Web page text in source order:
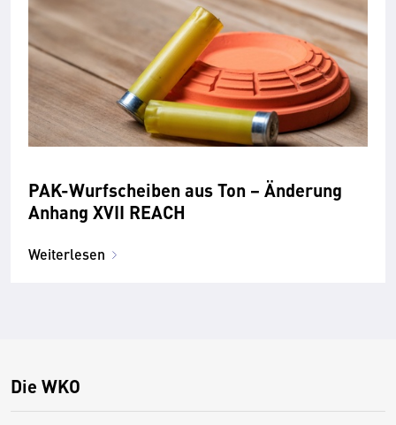
PAK-Wurfscheiben aus Ton − Änderung
Anhang XVII REACH
Weiterlesen
Die WKO